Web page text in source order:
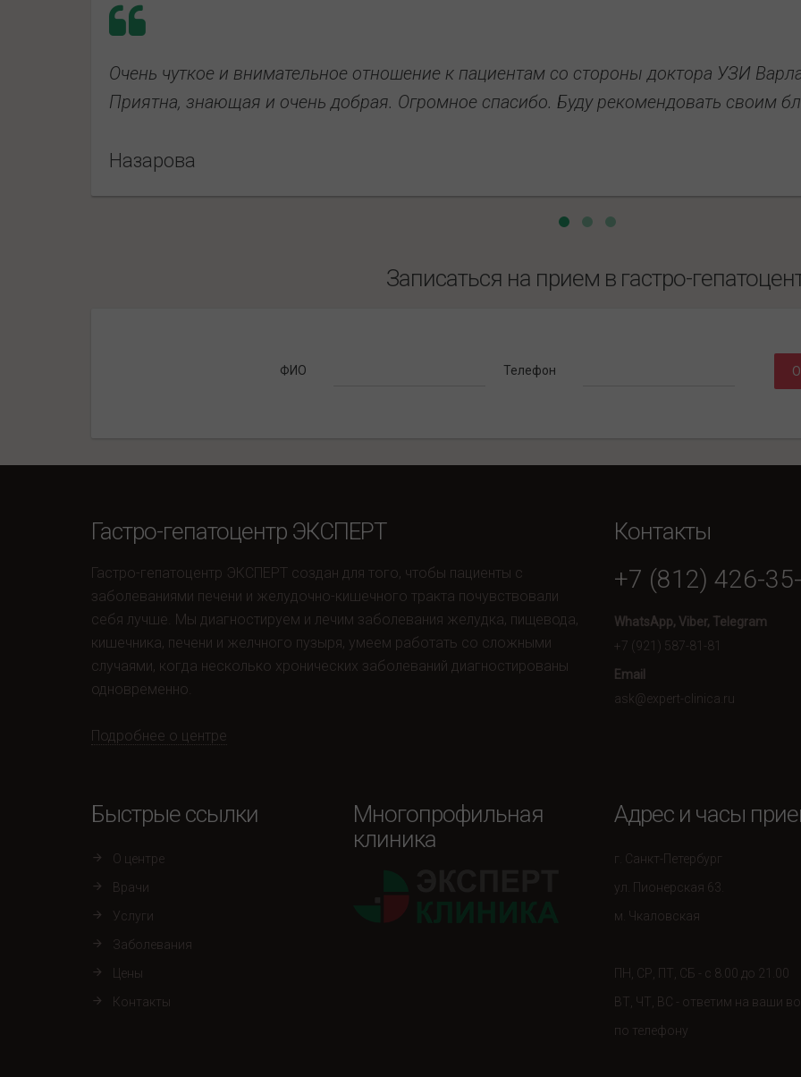
Очень чуткое и внимательное отношение к пациентам со стороны доктора УЗИ
Приятна, знающая и очень добрая. Огромное спасибо. Буду рекомендовать своим
Назарова
Записаться на прием в гастро-
ФИО Телефон
Гастро-гепатоцентр ЭКСПЕРТ
Гастро-гепатоцентр ЭКСПЕРТ создан для того, чтобы пациенты с
заболеваниями печени и желудочно-кишечного тракта почувствовали
себя лучше. Мы диагностируем и лечим заболевания желудка, пищевода,
кишечника, печени и желчного пузыря, умеем работать со сложными
случаями, когда несколько хронических заболеваний диагностированы
одновременно.
Подробнее о центре
Контакты
+7 (812) 426-
WhatsApp, Viber, Telegram
+7 (921) 587-81-81
Email
ask@expert-clinica.ru
Быстрые ссылки
О центре
Врачи
Услуги
Заболевания
Цены
Контакты
Многопрофильная
клиника
Адрес и часы
г. Санкт-Петербург
ул. Пионерская 63.
м. Чкаловская
ПН, СР, ПТ, СБ - с 8.00 до 21.00
ВТ, ЧТ, ВС - ответим на ваши
по телефону